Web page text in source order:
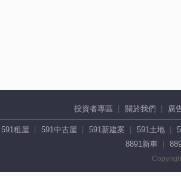
投資者專區 關於我們 廣
591租屋 591中古屋 591新建案 591土地
8891新車